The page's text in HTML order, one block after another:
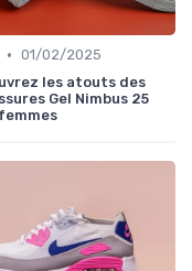
• 01/02/2025
les atouts des
Gel Nimbus 25